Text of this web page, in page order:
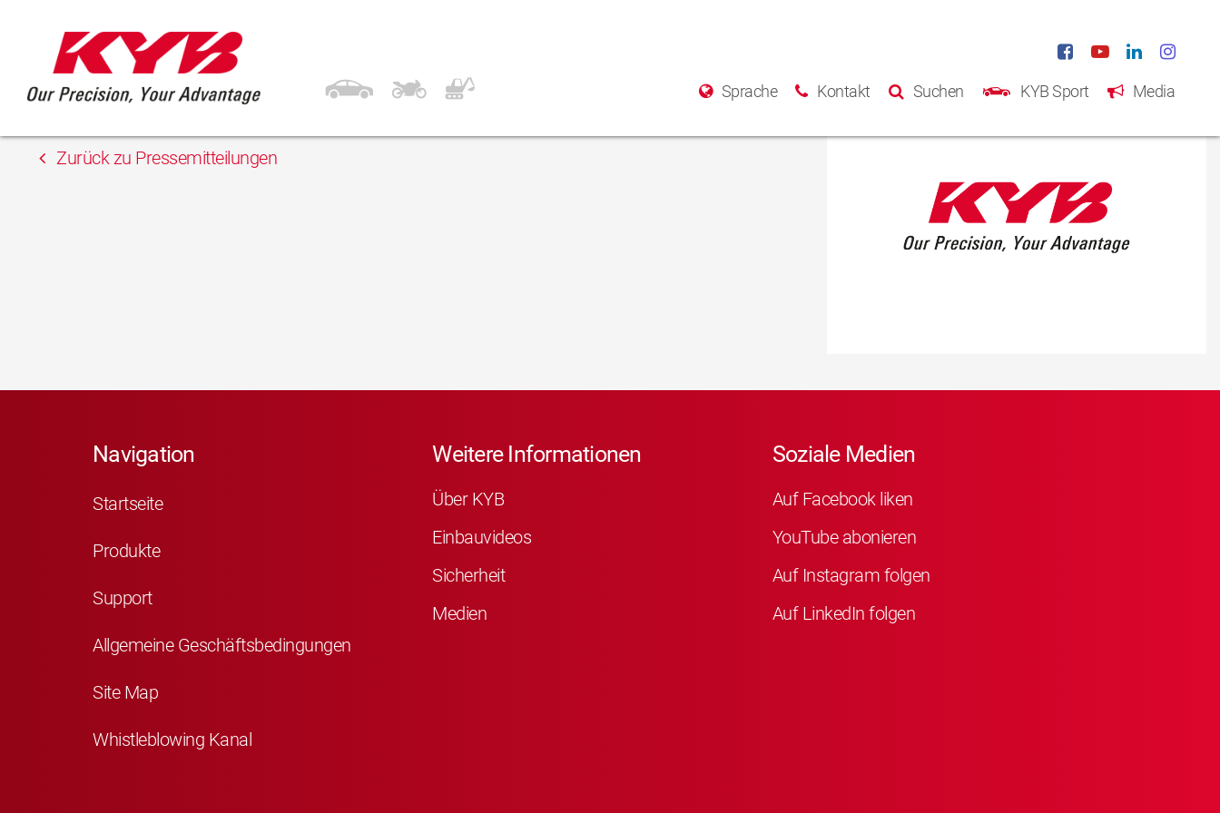
Sprache Kontakt Suchen KYB Sport Media
Motor Parts Direct
Zurück zu Pressemitteilungen
Navigation
Startseite
Produkte
Support
Allgemeine Geschäftsbedingungen
Site Map
Whistleblowing Kanal
Weitere Informationen
Über KYB
Einbauvideos
Sicherheit
Medien
Soziale Medien
Auf Facebook liken
YouTube abonieren
Auf Instagram folgen
Auf LinkedIn folgen